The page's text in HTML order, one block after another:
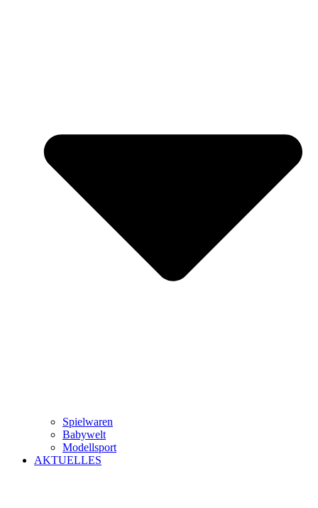
Spielwaren
Babywelt
Modellsport
AKTUELLES